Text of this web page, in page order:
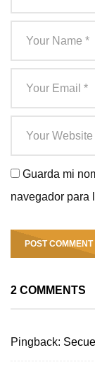
Guarda mi
navegador para
2 COMMENTS
Pingback: